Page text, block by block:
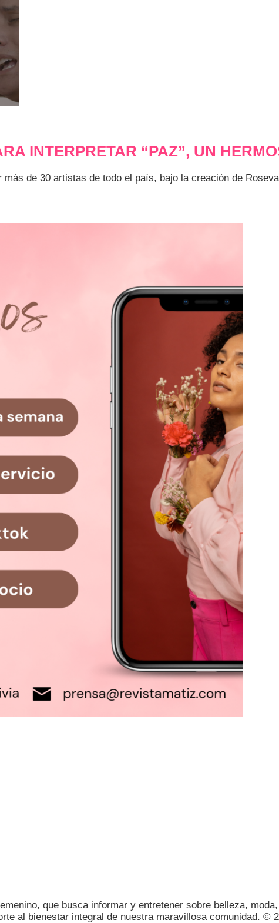
INTERPRETAR “PAZ”, UN
de 30 artistas de todo el país, bajo la creación de
que busca informar y entretener sobre belleza,
al bienestar integral de nuestra maravillosa comunidad. ©